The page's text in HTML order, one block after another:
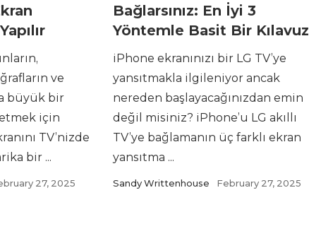
ve
büyük bir
için
TV’nizde
bir ...
27, 2025
Bağlarsınız: En İyi 3
Yöntemle Basit Bir Kılavuz
iPhone ekranınızı bir LG TV’ye
yansıtmakla ilgileniyor ancak
nereden başlayacağınızdan emin
değil misiniz? iPhone’u LG akıllı
TV’ye bağlamanın üç farklı ekran
yansıtma ...
Sandy Writtenhouse February 27, 2025